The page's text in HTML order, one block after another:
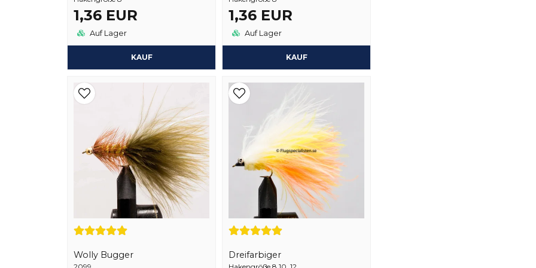
1,36 EUR
Auf Lager
KAUF
1,36 EUR
Auf Lager
KAUF
Wolly Bugger Dreifarbiger